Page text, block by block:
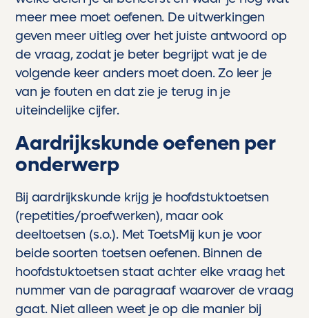
meer mee moet oefenen. De uitwerkingen
geven meer uitleg over het juiste antwoord op
de vraag, zodat je beter begrijpt wat je de
volgende keer anders moet doen. Zo leer je
van je fouten en dat zie je terug in je
uiteindelijke cijfer.
Aardrijkskunde oefenen per
onderwerp
Bij aardrijkskunde krijg je hoofdstuktoetsen
(repetities/proefwerken), maar ook
deeltoetsen (s.o.). Met ToetsMij kun je voor
beide soorten toetsen oefenen. Binnen de
hoofdstuktoetsen staat achter elke vraag het
nummer van de paragraaf waarover de vraag
gaat. Niet alleen weet je op die manier bij